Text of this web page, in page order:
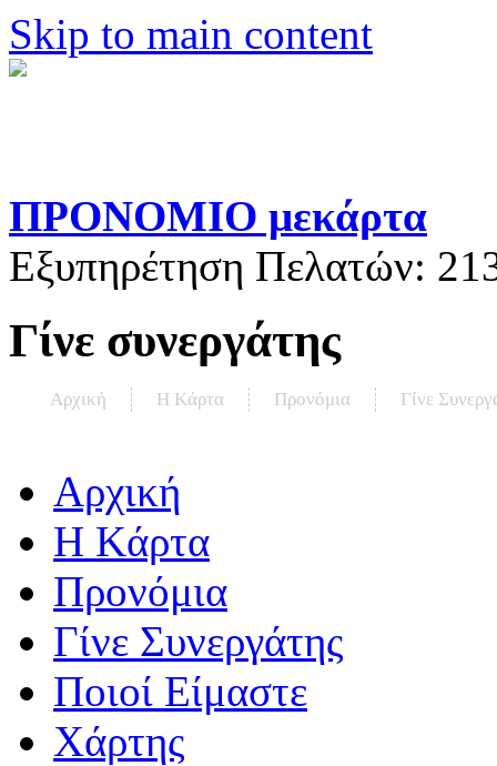
Skip to main content
ΠΡΟΝΟΜΙΟ μεκάρτα
Εξυπηρέτηση Πελατών:
Γίνε συνεργάτης
Αρχική Η Kάρτα Προνόμια Γίνε
Αρχική
Η Kάρτα
Προνόμια
Γίνε Συνεργάτης
Ποιοί Είμαστε
Χάρτης